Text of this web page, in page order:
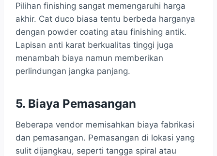
Pilihan finishing sangat memengaruhi harga
akhir. Cat duco biasa tentu berbeda harganya
dengan powder coating atau finishing antik.
Lapisan anti karat berkualitas tinggi juga
menambah biaya namun memberikan
perlindungan jangka panjang.
5. Biaya Pemasangan
Beberapa vendor memisahkan biaya fabrikasi
dan pemasangan. Pemasangan di lokasi yang
sulit dijangkau, seperti tangga spiral atau